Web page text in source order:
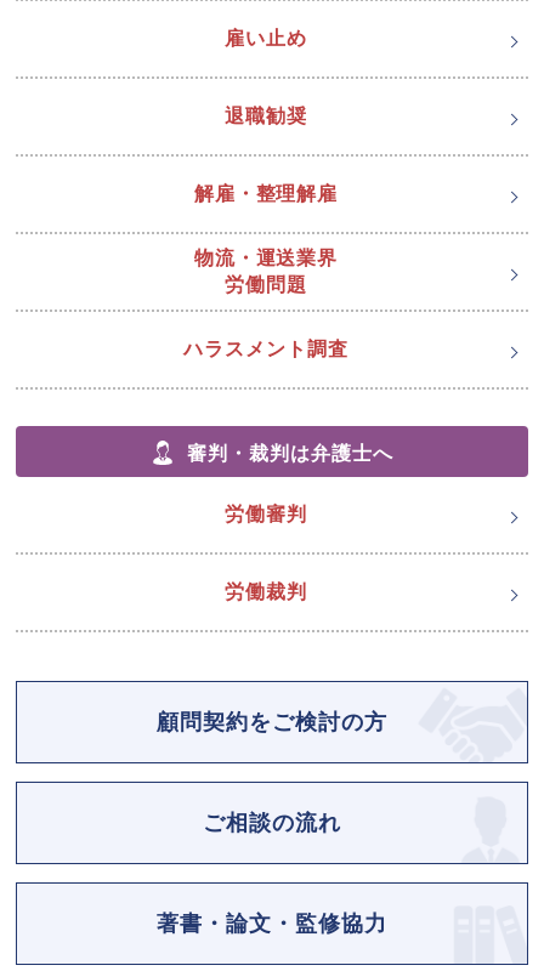
雇い止め
退職勧奨
解雇・整理解雇
物流・運送業界
労働問題
ハラスメント調査
審判・裁判は弁護士へ
労働審判
労働裁判
顧問契約をご検討の方
ご相談の流れ
著書・論文・監修協力